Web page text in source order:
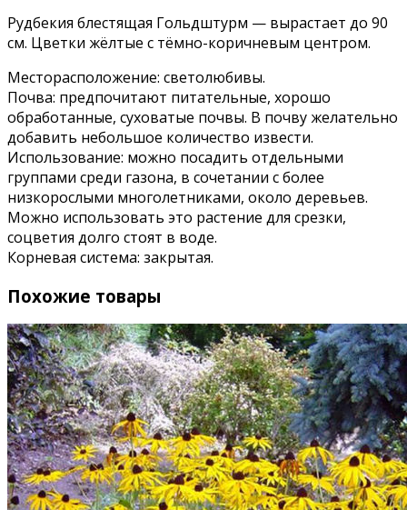
Рудбекия блестящая Гольдштурм — вырастает до 90
см. Цветки жёлтые с тёмно-коричневым центром.
Месторасположение: светолюбивы.
Почва: предпочитают питательные, хорошо
обработанные, суховатые почвы. В почву желательно
добавить небольшое количество извести.
Использование: можно посадить отдельными
группами среди газона, в сочетании с более
низкорослыми многолетниками, около деревьев.
Можно использовать это растение для срезки,
соцветия долго стоят в воде.
Корневая система: закрытая.
Похожие товары